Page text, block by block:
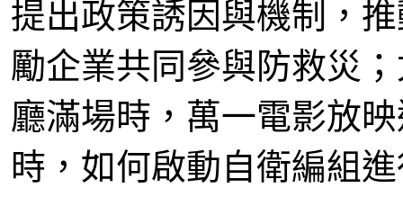
提出政策誘因與機制，
勵企業共同參與防救災
廳滿場時，萬一電影放
時，如何啟動自衛編組